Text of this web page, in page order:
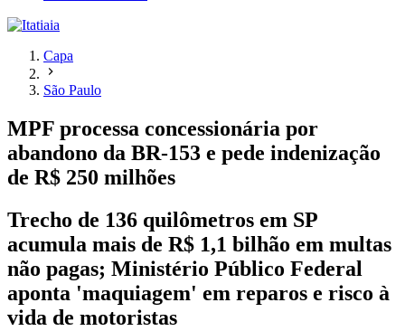
Capa
São Paulo
MPF processa concessionária por
abandono da BR-153 e pede indenização
de R$ 250 milhões
Trecho de 136 quilômetros em SP
acumula mais de R$ 1,1 bilhão em multas
não pagas; Ministério Público Federal
aponta 'maquiagem' em reparos e risco à
vida de motoristas